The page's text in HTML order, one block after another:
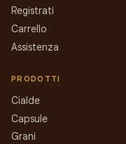
Registrati
Carrello
Assistenza
PRODOTTI
Cialde
Capsule
Grani